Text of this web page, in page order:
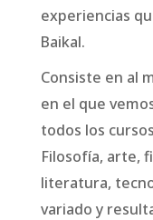
experiencias
Baikal.
Consiste en al
en el que
todos los
Filosofía, arte,
literatura,
variado y